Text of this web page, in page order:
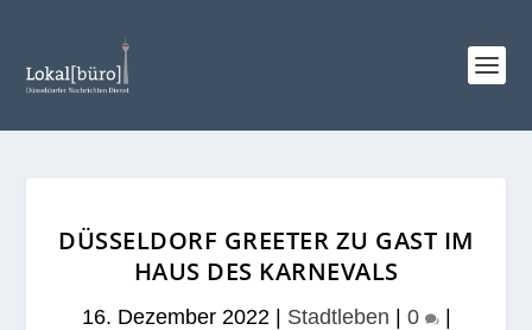
DÜSSELDORF GREETER ZU GAST IM
HAUS DES KARNEVALS
16. Dezember 2022| Stadtleben 0 |